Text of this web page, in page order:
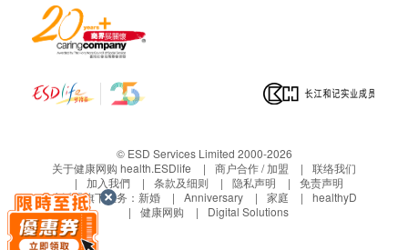
© ESD Services Limited 2000-2026
关于健康网购 health.ESDlife
商户合作 / 加盟
联络我们
加入我們
条款及细则 隐私声明
免责声明
生活易旗下业务： 新婚 Anniversary 家庭
healthyD
健康网购
Digital Solutions